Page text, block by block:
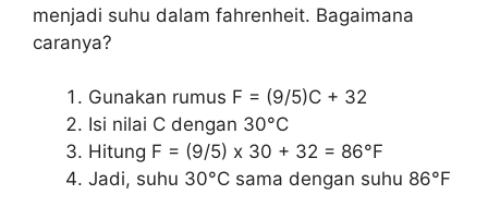
menjadi suhu dalam fahrenheit. Bagaimana
caranya?
Gunakan rumus F = (9/5)C + 32
Isi nilai C dengan 30°C
Hitung F = (9/5) x 30 + 32 = 86°F
Jadi, suhu 30°C sama dengan suhu 86°F